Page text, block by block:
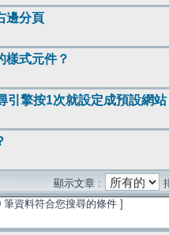
邊分頁
樣式元件？
引擎按1次就設定成預設網站
顯示文章 :
筆資料符合您搜尋的條件 ]